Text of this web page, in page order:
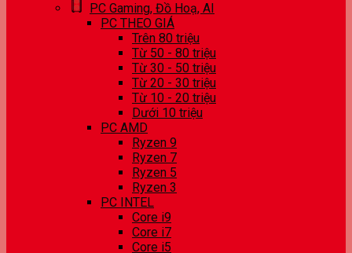
PC Gaming, Đồ Hoạ, AI
PC THEO GIÁ
Trên 80 triệu
Từ 50 - 80 triệu
Từ 30 - 50 triệu
Từ 20 - 30 triệu
Từ 10 - 20 triệu
Dưới 10 triệu
PC AMD
Ryzen 9
Ryzen 7
Ryzen 5
Ryzen 3
PC INTEL
Core i9
Core i7
Core i5